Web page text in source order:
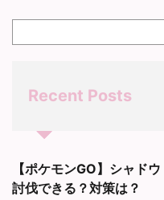
Recent Posts
【ポケモンGO】シャド
討伐できる？対策は？